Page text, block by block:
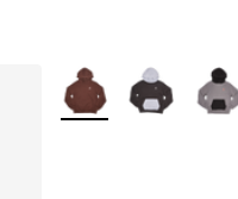
Plus de couleurs